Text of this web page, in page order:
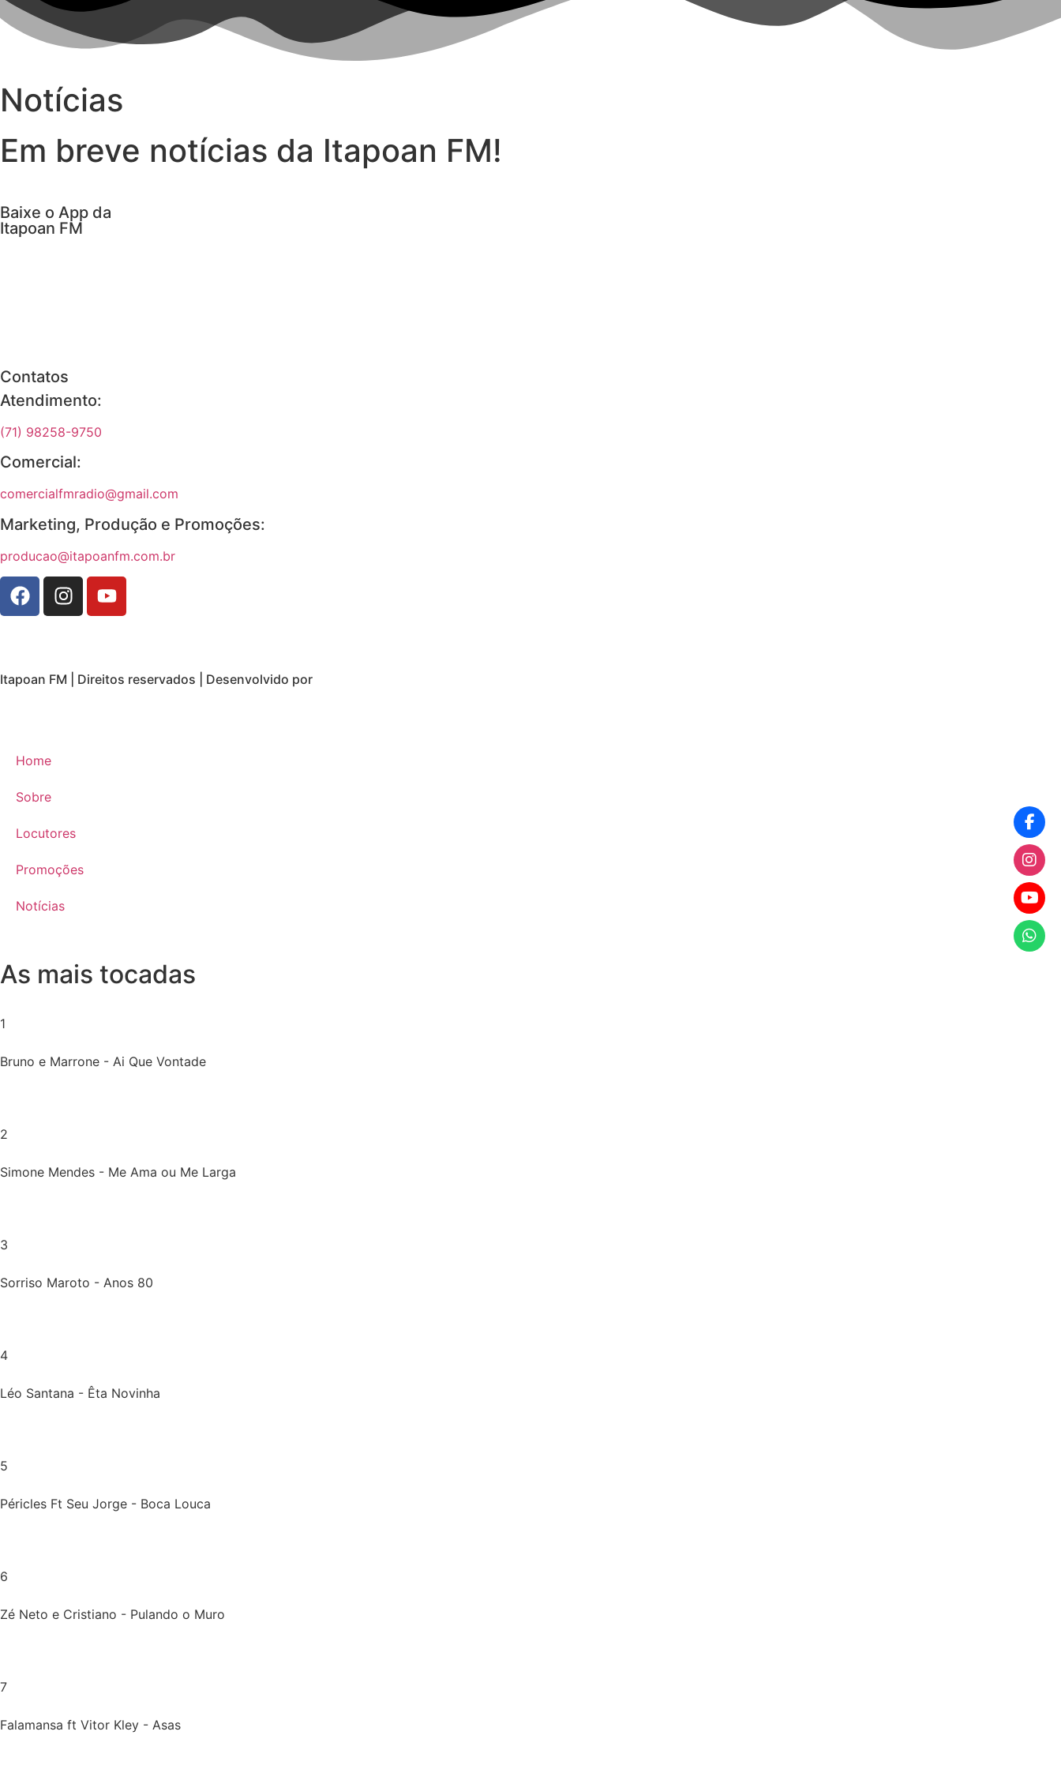
Notícias
Em breve notícias da Itapoan FM!
Baixe o App da
Itapoan FM
Contatos
Atendimento:
(71) 98258-9750
Comercial:
comercialfmradio@gmail.com
Marketing, Produção e Promoções:
producao@itapoanfm.com.br
Itapoan FM | Direitos reservados | Desenvolvido por
Home
Sobre
Locutores
Promoções
Notícias
As mais tocadas
1
Bruno e Marrone - Ai Que Vontade
2
Simone Mendes - Me Ama ou Me Larga
3
Sorriso Maroto - Anos 80
4
Léo Santana - Êta Novinha
5
Péricles Ft Seu Jorge - Boca Louca
6
Zé Neto e Cristiano - Pulando o Muro
7
Falamansa ft Vitor Kley - Asas